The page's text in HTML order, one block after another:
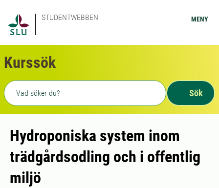
STUDENTWEBBEN MENY
Kurssök
Fritext sökning
Sök
Hydroponiska system inom
trädgårdsodling och i offentlig
miljö